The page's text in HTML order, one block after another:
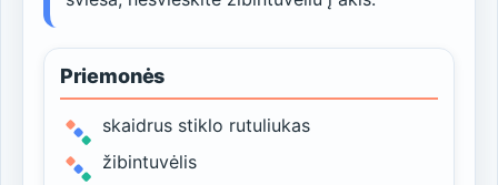
Priemonės
skaidrus stiklo rutuliukas
žibintuvėlis